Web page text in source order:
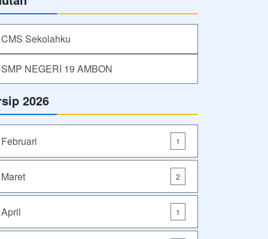
CMS Sekolahku
SMP NEGERI 19 AMBON
2026
Februari 1
Maret 2
April 1